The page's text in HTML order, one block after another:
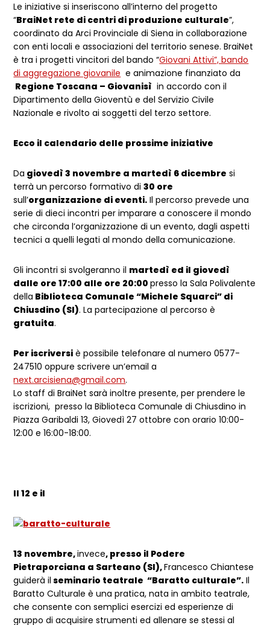
Le iniziative si inseriscono all’interno del progetto
“BraiNet rete di centri di produzione culturale”,
coordinato da Arci Provinciale di Siena in collaborazione
con enti locali e associazioni del territorio senese. BraiNet
è tra i progetti vincitori del bando “Giovani Attivi”, bando
di aggregazione giovanile e animazione finanziato da
Regione Toscana – Giovanisì in accordo con il
Dipartimento della Gioventù e del Servizio Civile
Nazionale e rivolto ai soggetti del terzo settore.
Ecco il calendario delle prossime iniziative
Da giovedì 3 novembre a martedì 6 dicembre si
terrà un percorso formativo di30 ore
sull’organizzazione di eventi. Il percorso prevede una
serie di dieci incontri per imparare a conoscere il mondo
che circonda l’organizzazione di un evento, dagli aspetti
tecnici a quelli legati al mondo della comunicazione.
Gli incontri si svolgeranno il martedì ed il giovedì
dalle ore 17:00 alle ore 20:00presso la Sala Polivalente
della Biblioteca Comunale “Michele Squarci” di
Chiusdino (SI). La partecipazione al percorso è
gratuita.
Per iscriversi è possibile telefonare al numero 0577-
247510 oppure scrivere un’email a
next.arcisiena@gmail.com.
Lo staff di BraiNet sarà inoltre presente, per prendere le
iscrizioni, presso la Biblioteca Comunale di Chiusdino in
Piazza Garibaldi 13, Giovedì 27 ottobre con orario 10:00-
12:00 e 16:00-18:00.
Il 12 e il
13 novembre,invece, presso il Podere
Pietraporciana a Sarteano (SI),Francesco Chiantese
guiderà il seminario teatrale “Baratto culturale”. Il
Baratto Culturale è una pratica, nata in ambito teatrale,
che consente con semplici esercizi ed esperienze di
gruppo di acquisire strumenti ed allenare se stessi al